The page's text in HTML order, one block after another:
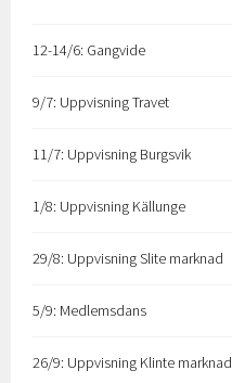
12-14/6: Gangvide
9/7: Uppvisning Travet
11/7: Uppvisning Burgsvik
1/8: Uppvisning Källunge
29/8: Uppvisning Slite marknad
5/9: Medlemsdans
26/9: Uppvisning Klinte marknad